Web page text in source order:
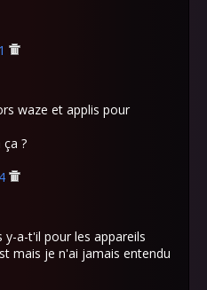
waze et applis pour
?
y-a-t'il pour les appareils
mais je n'ai jamais entendu